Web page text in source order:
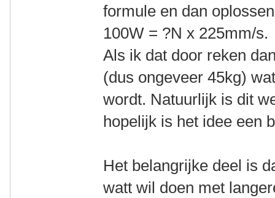
formule en dan
100W = ?N x 225mm/s.
Als ik dat door reken
(dus ongeveer 45kg)
wordt. Natuurlijk is dit
hopelijk is het idee een
Het belangrijke deel is
watt wil doen met